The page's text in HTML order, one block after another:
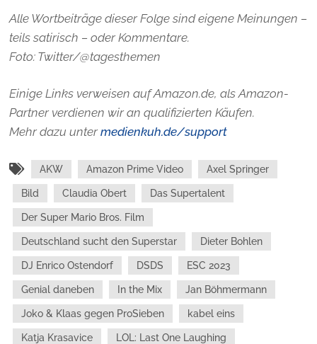
Alle Wortbeiträge dieser Folge sind eigene Meinungen –
teils satirisch – oder Kommentare.
Foto: Twitter/@tagesthemen
Einige Links verweisen auf Amazon.de, als Amazon-
Partner verdienen wir an qualifizierten Käufen.
Mehr dazu untermedienkuh.de/support
AKW Amazon Prime Video Axel Springer
Bild Claudia Obert Das Supertalent
Der Super Mario Bros. Film
Deutschland sucht den Superstar Dieter Bohlen
DJ Enrico Ostendorf DSDS ESC 2023
Genial daneben In the Mix Jan Böhmermann
Joko & Klaas gegen ProSieben kabel eins
Katja Krasavice LOL: Last One Laughing